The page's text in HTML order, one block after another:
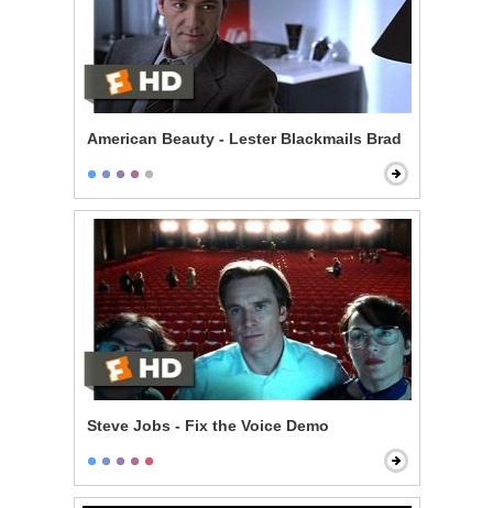
American Beauty - Lester Blackmails Brad
Steve Jobs - Fix the Voice Demo